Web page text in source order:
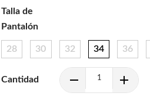
Talla de
Pantalón
28 30 32 34 36
Cantidad